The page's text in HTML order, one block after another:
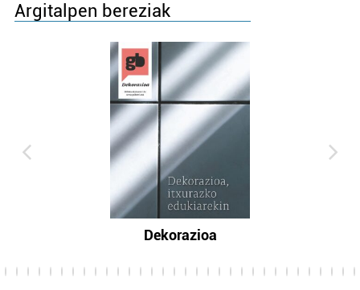
Argitalpen bereziak
Dekorazioa